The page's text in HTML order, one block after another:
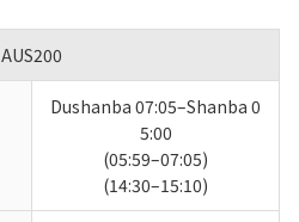
AUS200
Dushanba 07:05–Shanba 0
5:00
(05:59–07:05)
(14:30–15:10)